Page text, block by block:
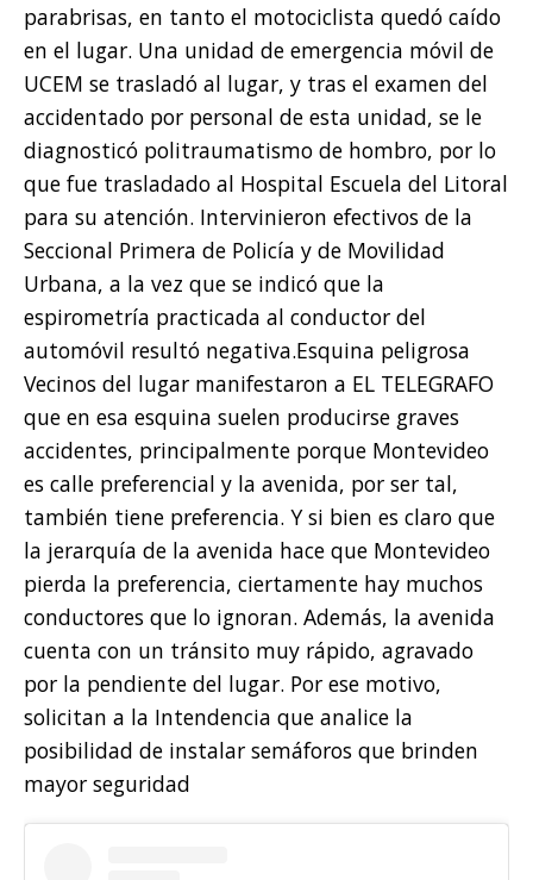
parabrisas, en tanto el motociclista quedó caído
en el lugar. Una unidad de emergencia móvil de
UCEM se trasladó al lugar, y tras el examen del
accidentado por personal de esta unidad, se le
diagnosticó politraumatismo de hombro, por lo
que fue trasladado al Hospital Escuela del Litoral
para su atención. Intervinieron efectivos de la
Seccional Primera de Policía y de Movilidad
Urbana, a la vez que se indicó que la
espirometría practicada al conductor del
automóvil resultó negativa.Esquina peligrosa
Vecinos del lugar manifestaron a EL TELEGRAFO
que en esa esquina suelen producirse graves
accidentes, principalmente porque Montevideo
es calle preferencial y la avenida, por ser tal,
también tiene preferencia. Y si bien es claro que
la jerarquía de la avenida hace que Montevideo
pierda la preferencia, ciertamente hay muchos
conductores que lo ignoran. Además, la avenida
cuenta con un tránsito muy rápido, agravado
por la pendiente del lugar. Por ese motivo,
solicitan a la Intendencia que analice la
posibilidad de instalar semáforos que brinden
mayor seguridad